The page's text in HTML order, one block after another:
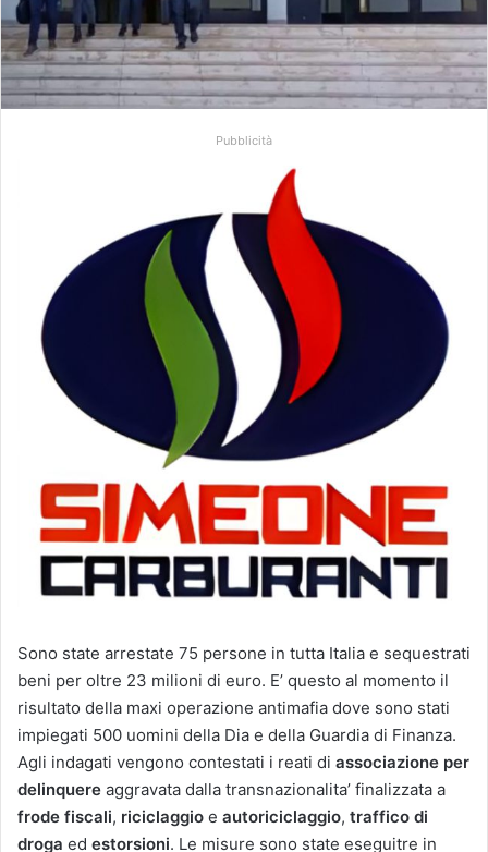
a
i
l
Pubblicità
Sono state arrestate 75 persone in tutta Italia e sequestrati
beni per oltre 23 milioni di euro. E’ questo al momento il
risultato della maxi operazione antimafia dove sono stati
impiegati 500 uomini della Dia e della Guardia di Finanza.
Agli indagati vengono contestati i reati di associazione per
delinquere aggravata dalla transnazionalita’ finalizzata a
frode fiscali, riciclaggio e autoriciclaggio, traffico di
droga ed estorsioni. Le misure sono state eseguitre in